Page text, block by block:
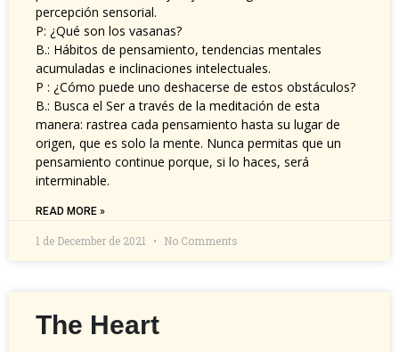
percepción sensorial.
P: ¿Qué son los vasanas?
B.: Hábitos de pensamiento, tendencias mentales
acumuladas e inclinaciones intelectuales.
P : ¿Cómo puede uno deshacerse de estos obstáculos?
B.: Busca el Ser a través de la meditación de esta
manera: rastrea cada pensamiento hasta su lugar de
origen, que es solo la mente. Nunca permitas que un
pensamiento continue porque, si lo haces, será
interminable.
READ MORE »
1 de December de 2021 No Comments
The Heart